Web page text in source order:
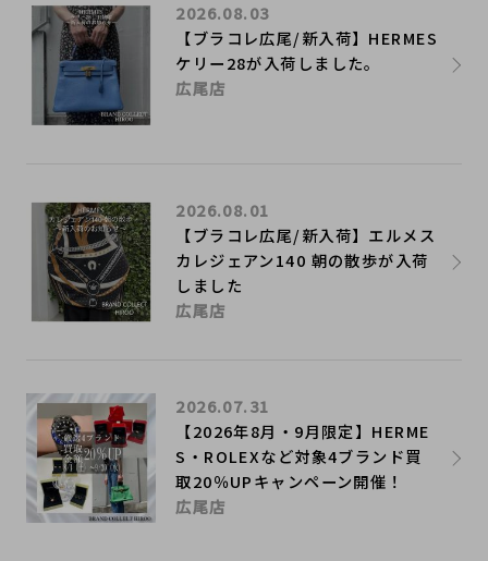
【ブラコレ広尾/新入荷】HERMES
ケリー28が入荷しました。
2026.08.03
広尾店
【ブラコレ広尾/新入荷】エルメス
カレジェアン140 朝の散歩が入荷
しました
2026.08.01
広尾店
【2026年8月・9月限定】HERME
S・ROLEXなど対象4ブランド買
取20％UPキャンペーン開催！
2026.07.31
広尾店